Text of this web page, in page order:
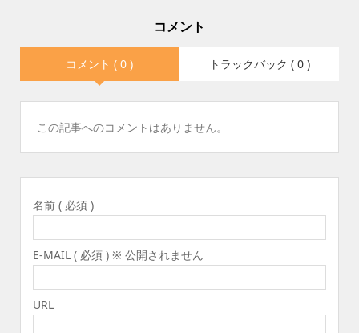
コメント
コメント ( 0 ) トラックバック ( 0 )
この記事へのコメントはありません。
名前 ( 必須 )
E-MAIL ( 必須 ) ※ 公開されません
URL